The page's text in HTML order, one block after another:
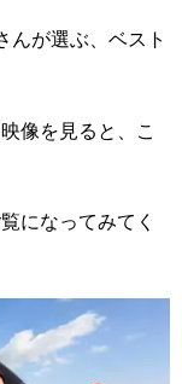
んが選ぶ、ベスト
像を見ると、こ
になってみてく